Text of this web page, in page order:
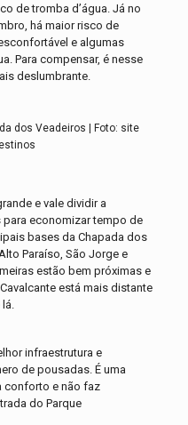
de tromba d’água. Já no
há maior risco de
e algumas
Para compensar, é nesse
deslumbrante.
dos Veadeiros | Foto: site
e vale dividir a
economizar tempo de
bases da Chapada dos
Paraíso, São Jorge e
estão bem próximas e
está mais distante
infraestrutura e
de pousadas. É uma
conforto e não faz
do Parque